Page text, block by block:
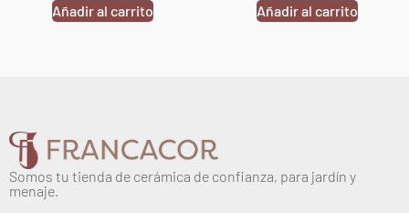
Añadir al carrito Añadir al carrito
Somos tu tienda de cerámica de confianza, para jardín y
menaje.